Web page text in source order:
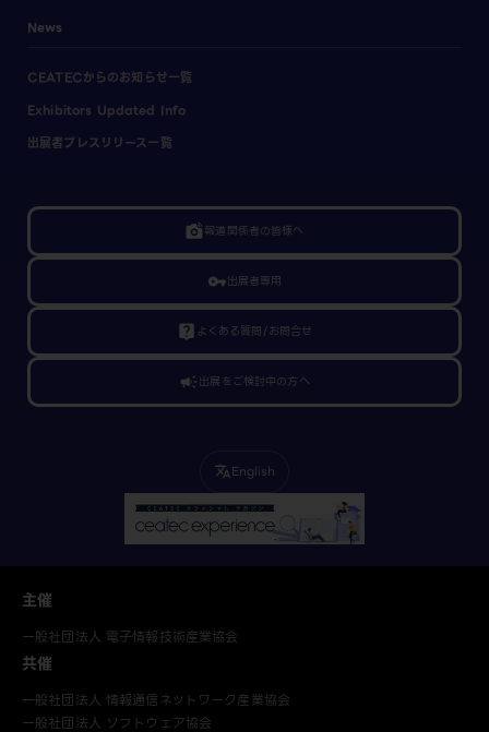
News
CEATECからのお知らせ一覧
Exhibitors Updated Info
出展者プレスリリース一覧
linked_camera報道関係者の皆様へ
vpn_key出展者専用
live_help よくある質問/お問合せ
campaign出展をご検討中の方へ
translateEnglish
主催
一般社団法人 電子情報技術産業協会
共催
一般社団法人 情報通信ネットワーク産業協会
一般社団法人 ソフトウェア協会